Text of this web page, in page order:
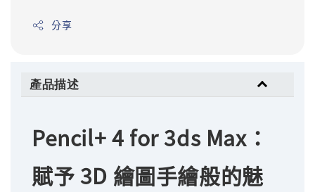
分享
產品描述
Pencil+ 4 for 3ds Max：
賦予 3D 繪圖手繪般的魅